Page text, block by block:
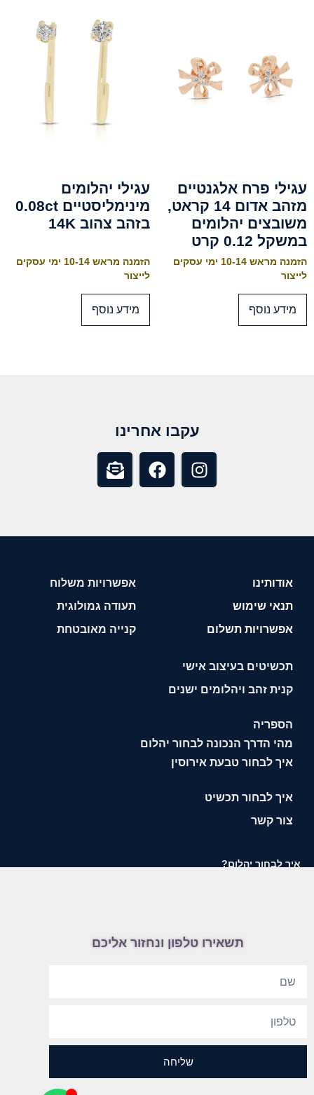
עגילי פרח אלגנטיים
מזהב אדום 14 קראט,
משובצים יהלומים
במשקל 0.12 קרט
הזמנה מראש 10-14 ימי עסקים
לייצור
מידע נוסף
עגילי יהלומים
מינימליסטיים 0.08ct
בזהב צהוב 14K
הזמנה מראש 10-14 ימי עסקים
לייצור
מידע נוסף
עקבו אחרינו
אודותינו
תנאי שימוש
אפשרויות תשלום
אפשרויות משלוח
תעודה גמולוגית
קנייה מאובטחת
תכשיטים בעיצוב אישי
קנית זהב ויהלומים ישנים
הספריה
מהי הדרך הנכונה לבחור יהלום
איך לבחור טבעת אירוסין
איך לבחור תכשיט
צור קשר
איך לבחור יהלום?
תשאירו טלפון ונחזור אליכם
שליחה